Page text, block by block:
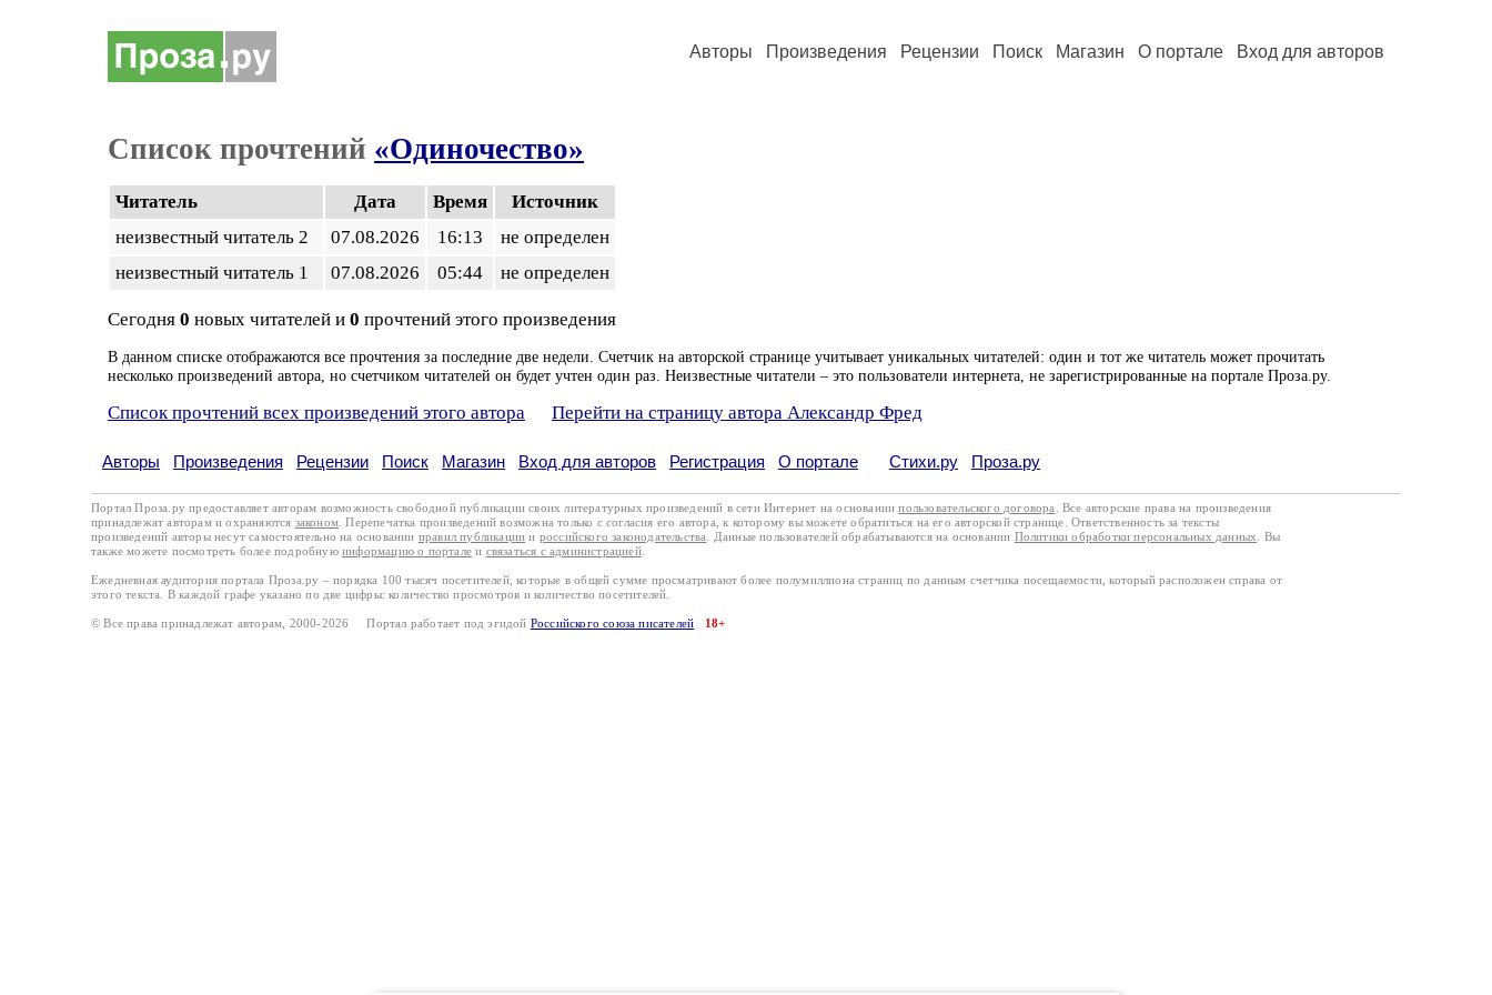
Авторы Произведения Рецензии Поиск Магазин О портале Вход для авторов
Список прочтений «Одиночество»
Читатель Дата Время
Источник
неизвестный читатель 2
07.08.2026 16:13
не определен
неизвестный читатель 1
07.08.2026 05:44 не определен
Сегодня 0 новых читателей и 0 прочтений этого произведения
В данном списке отображаются все прочтения за последние две недели. Счетчик на авторской странице учитывает уникальных читателей: один и тот же читатель может прочитать
несколько произведений автора, но счетчиком читателей он будет учтен один раз. Неизвестные читатели – это пользователи интернета, не зарегистрированные на портале Проза.ру.
Список прочтений всех произведений этого автора Перейти на страницу автора Александр Фред
Авторы Произведения Рецензии Поиск Магазин Вход для авторов Регистрация О портале Стихи.ру Проза.ру
Портал Проза.ру предоставляет авторам возможность свободной публикации своих литературных произведений в сети Интернет на основаниипользовательского договора
. Все авторские права на произведения
принадлежат авторам и охраняются законом . Перепечатка произведений возможна только с согласия его автора, к которому вы можете обратиться на его авторской странице. Ответственность за тексты
произведений авторы несут самостоятельно на основании правил публикации и российского законодательства . Данные пользователей обрабатываются на основании Политики обработки персональных данных
. Вы
также можете посмотреть более подробную информацию о портале и связаться с администрацией.
Ежедневная аудитория портала Проза.ру – порядка 100 тысяч посетителей, которые в общей сумме просматривают более полумиллиона страниц по данным счетчика посещаемости, который расположен справа от
этого текста. В каждой графе указано по две цифры: количество просмотров и количество посетителей.
© Все права принадлежат авторам, 2000-2026 Портал работает под эгидой Российского союза писателей 18+